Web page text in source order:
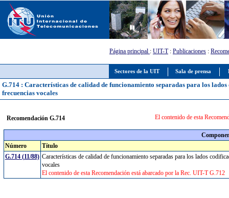
Sectores de la UIT Sala de prensa
Página principal : UIT-T: Publicaciones :
G.714 : Características de calidad de funcionamiento separadas para los
frecuencias vocales
Recomendación G.714 El contenido de esta
Número
Título
G.714 (11/88) Características de calidad de funcionamiento separadas para los lados
vocales
El contenido de esta Recomendación está abarcado por la Rec. UIT-T G.712